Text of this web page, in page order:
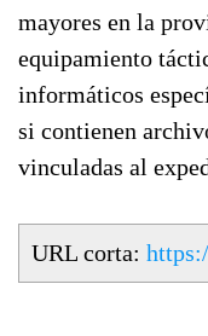
mayores en la
equipamiento
informáticos
si contienen
vinculadas al
URL corta: